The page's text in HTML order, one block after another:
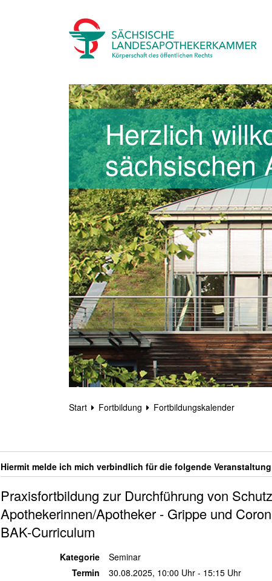
Herzlich
sächsischen
Start Fortbildung Fortbildungskalender
Hiermit melde ich mich verbindlich für die folgende
Praxisfortbildung zur Durchführung von
Apothekerinnen/Apotheker - Grippe und
BAK-Curriculum
Kategorie
Seminar
Termin
30.08.2025, 10:00 Uhr - 15:15 Uhr